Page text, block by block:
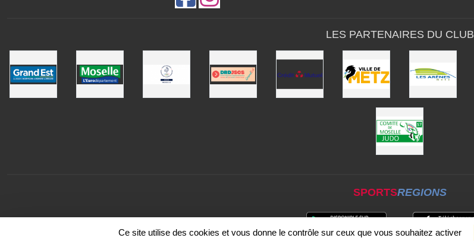
LES PARTENAIRES DU CLUB
SPORTSREGIONS
Ce site utilise des cookies et vous donne le contrôle sur ceux que vous souhaitez activer